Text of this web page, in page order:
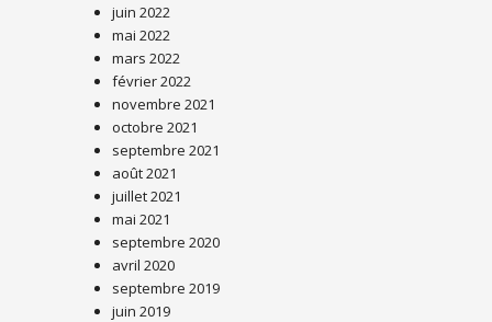
juin 2022
mai 2022
mars 2022
février 2022
novembre 2021
octobre 2021
septembre 2021
août 2021
juillet 2021
mai 2021
septembre 2020
avril 2020
septembre 2019
juin 2019